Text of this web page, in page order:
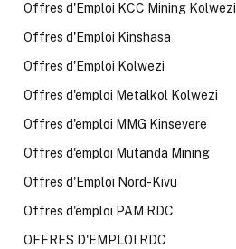
Offres d'Emploi KCC Mining Kolwezi
Offres d'Emploi Kinshasa
Offres d'Emploi Kolwezi
Offres d'emploi Metalkol Kolwezi
Offres d'emploi MMG Kinsevere
Offres d'emploi Mutanda Mining
Offres d'Emploi Nord-Kivu
Offres d'emploi PAM RDC
OFFRES D'EMPLOI RDC